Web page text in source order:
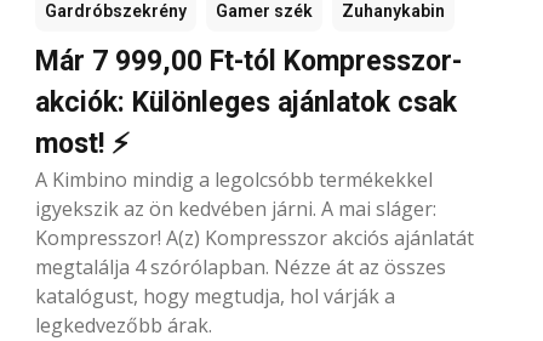
Gardróbszekrény Gamer szék Zuhanykabin
Már 7 999,00 Ft-tól Kompresszor-
akciók: Különleges ajánlatok csak
most! ⚡
A Kimbino mindig a legolcsóbb termékekkel
igyekszik az ön kedvében járni. A mai sláger:
Kompresszor! A(z) Kompresszor akciós ajánlatát
megtalálja 4 szórólapban. Nézze át az összes
katalógust, hogy megtudja, hol várják a
legkedvezőbb árak.